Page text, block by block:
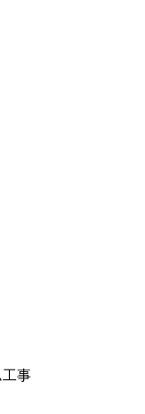
事